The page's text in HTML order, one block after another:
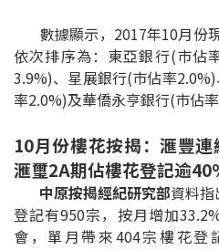
按揭快趣智識
按揭智庫
按揭百科
實時銀行資訊
數據顯示，2017年10月份
依次排序為：東亞銀行(巿佔
3.9%)、星展銀行(巿佔率
率2.0%)及華僑永亨銀行(巿佔
10月份樓花按揭：滙豐
滙璽2A期佔樓花登記逾
中原按揭經紀研究部資料
登記有950宗，按月增加
會，單月帶來404宗樓花登